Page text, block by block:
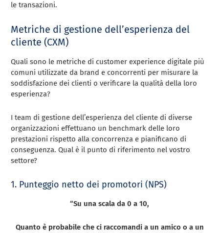
le transazioni.
Metriche di gestione dell’esperienza del
cliente (CXM)
Quali sono le metriche di customer experience digitale più
comuni utilizzate da brand e concorrenti per misurare la
soddisfazione dei clienti o verificare la qualità della loro
esperienza?
I team di gestione dell’esperienza del cliente di diverse
organizzazioni effettuano un benchmark delle loro
prestazioni rispetto alla concorrenza e pianificano di
conseguenza. Qual è il punto di riferimento nel vostro
settore?
1. Punteggio netto dei promotori (NPS)
“Su una scala da 0 a 10,
Quanto è probabile che ci raccomandi a un amico o a un